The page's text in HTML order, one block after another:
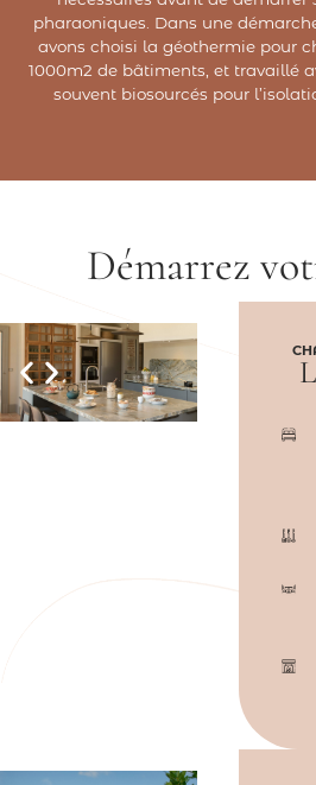
pharaoniques. Dans une
avons choisi la géothermie pour
1000m2 de bâtiments, et travaillé
souvent biosourcés pour
Démarrez